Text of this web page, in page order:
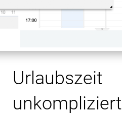
Urlaubszeit
unkompliziert